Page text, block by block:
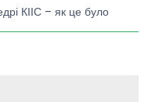
КІІС – як це було